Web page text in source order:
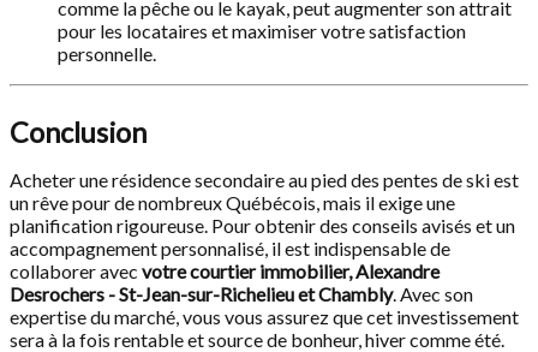
comme la pêche ou le kayak, peut augmenter son attrait
pour les locataires et maximiser votre satisfaction
personnelle.
Conclusion
Acheter une résidence secondaire au pied des pentes de ski est
un rêve pour de nombreux Québécois, mais il exige une
planification rigoureuse. Pour obtenir des conseils avisés et un
accompagnement personnalisé, il est indispensable de
collaborer avec votre courtier immobilier, Alexandre
Desrochers - St-Jean-sur-Richelieu et Chambly. Avec son
expertise du marché, vous vous assurez que cet investissement
sera à la fois rentable et source de bonheur, hiver comme été.